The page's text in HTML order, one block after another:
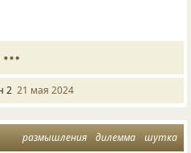
2 21 мая 2024
размышления дилемма шутка